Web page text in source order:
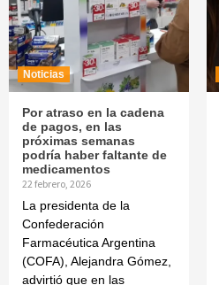
Noticias
Por atraso en la cadena
de pagos, en las
próximas semanas
podría haber faltante de
medicamentos
22 febrero, 2026
La presidenta de la
Confederación
Farmacéutica Argentina
(COFA), Alejandra Gómez,
advirtió que en las